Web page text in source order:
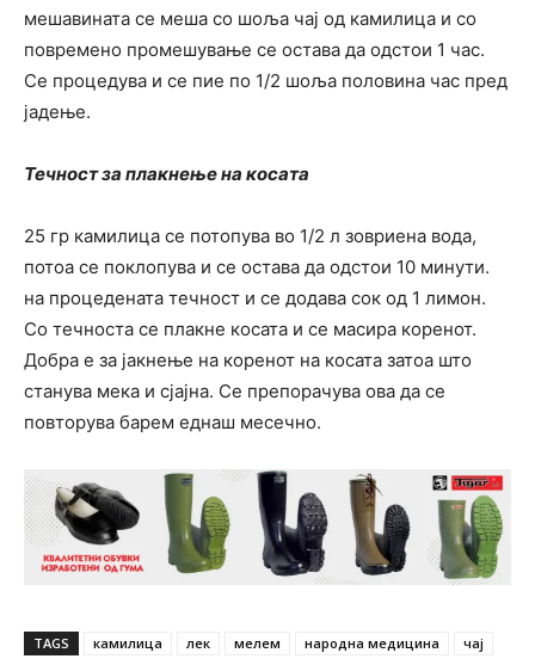
мешавината се меша со шоља чај од камилица и со
повремено промешување се остава да одстои 1 час.
Се процедува и се пие по 1/2 шоља половина час пред
јадење.
Течност за плакнење на косата
25 гр камилица се потопува во 1/2 л зовриена вода,
потоа се поклопува и се остава да одстои 10 минути.
на процедената течност и се додава сок од 1 лимон.
Со течноста се плакне косата и се масира коренот.
Добра е за јакнење на коренот на косата затоа што
станува мека и сјајна. Се препорачува ова да се
повторува барем еднаш месечно.
TAGS камилица лек мелем народна медицина чај